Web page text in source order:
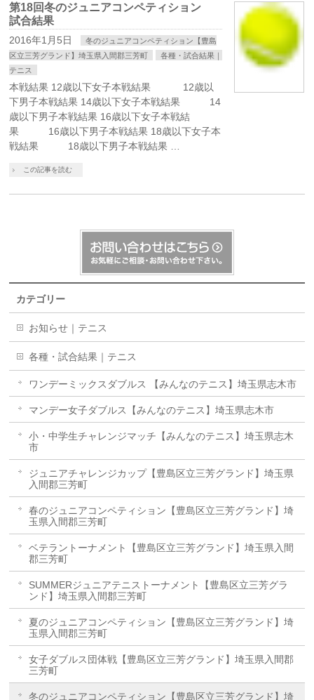
第18回冬のジュニアコンペティション
試合結果
2016年1月5日
冬のジュニアコンペティション【豊島
区立三芳グランド】埼玉県入間郡三芳町
各種・試合結果｜
テニス
本戦結果 12歳以下女子本戦結果 12歳以
下男子本戦結果 14歳以下女子本戦結果 14
歳以下男子本戦結果 16歳以下女子本戦結
果 16歳以下男子本戦結果 18歳以下女子本
戦結果 18歳以下男子本戦結果 …
この記事を読む
カテゴリー
お知らせ｜テニス
各種・試合結果｜テニス
ワンデーミックスダブルス 【みんなのテニス】埼玉県志木市
マンデー女子ダブルス【みんなのテニス】埼玉県志木市
小・中学生チャレンジマッチ【みんなのテニス】埼玉県志木
市
ジュニアチャレンジカップ【豊島区立三芳グランド】埼玉県
入間郡三芳町
春のジュニアコンペティション【豊島区立三芳グランド】埼
玉県入間郡三芳町
ベテラントーナメント【豊島区立三芳グランド】埼玉県入間
郡三芳町
SUMMERジュニアテニストーナメント【豊島区立三芳グラ
ンド】埼玉県入間郡三芳町
夏のジュニアコンペティション【豊島区立三芳グランド】埼
玉県入間郡三芳町
女子ダブルス団体戦【豊島区立三芳グランド】埼玉県入間郡
三芳町
冬のジュニアコンペティション【豊島区立三芳グランド】埼